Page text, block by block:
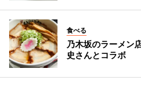
食べる
乃木坂のラーメン
史さんとコラボ